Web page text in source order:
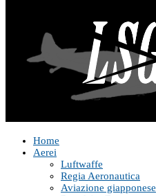
Home
Aerei
Luftwaffe
Regia Aeronautica
Aviazione giapponese